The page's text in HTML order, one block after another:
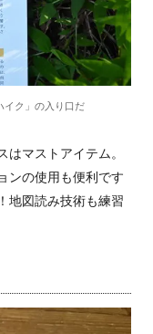
イク」の入り口だ
マストアイテム。
ンの使用も便利です
地図読み技術も練習